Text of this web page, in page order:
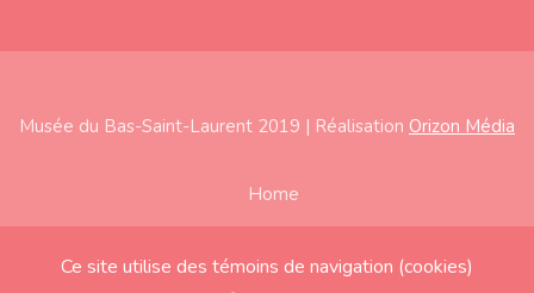
Musée du Bas-Saint-Laurent 2019 | Réalisation Orizon Média
Ce site utilise des témoins de navigation (cookies)
Home